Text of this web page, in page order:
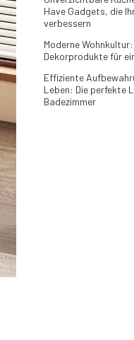
Have Gadgets, die
verbessern
Moderne
Dekorprodukte für
Effiziente
Leben: Die perfekte
Badezimmer